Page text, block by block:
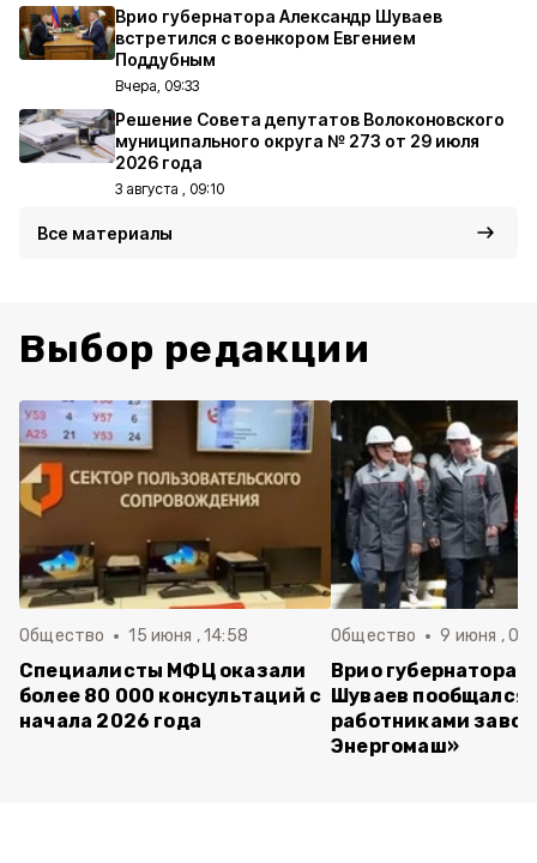
Врио губернатора Александр Шуваев
встретился с военкором Евгением
Поддубным
Вчера, 09:33
Решение Совета депутатов Волоконовского
муниципального округа № 273 от 29 июля
2026 года
3 августа , 09:10
Все материалы
Выбор редакции
Общество 15 июня , 14:58
Специалисты МФЦ оказали
более 80 000 консультаций с
начала 2026 года
Общество 9 июня ,
Врио губернатора
Шуваев пообщался
работниками
Энергомаш»